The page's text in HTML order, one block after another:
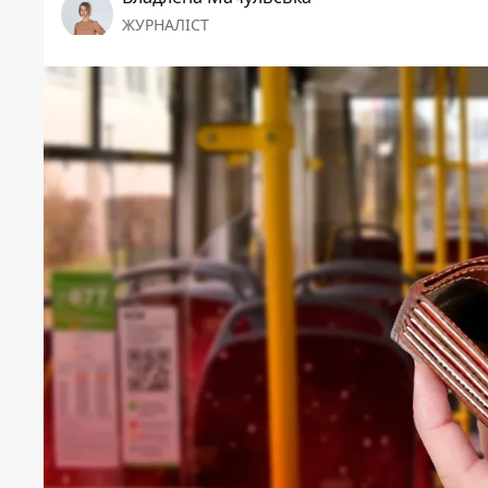
ЖУРНАЛІСТ